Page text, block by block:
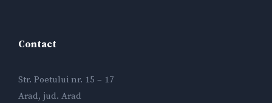
Contact
Str. Poetului nr. 15 – 17
Arad, jud. Arad